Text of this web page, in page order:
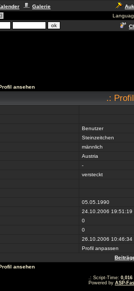
Galerie
ansehen
.:
Benutzer
Steinzeitchen
männlich
Austria
-
versteckt
05.05.1990
24.10.2006 19:51:19
0
0
26.10.2006 10:46:34
Profil anpassen
ansehen
.: Script-Time: 0,016
Powered by ASP-